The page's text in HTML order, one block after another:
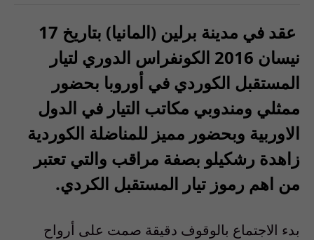
عقد في مدينة برلين (المانيا) بتاريخ 17
نيسان 2016 الكونفراس الدوري لتيار
المستقبل الكوردي في أوروبا بحضور
ممثلي ومندوبي مكاتب التيار في الدول
الاوربية وبحضور مميز للمناضلة الكوردية
زاهدة رشكيلو بصفة مراقب والتي تعتبر
من اهم رموز تيار المستقبل الكردي.
بدء الاجتماع بالوقوف دقيقة صمت على أرواح